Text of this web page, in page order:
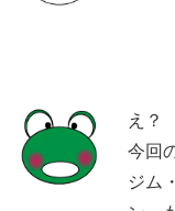
え？
今回
ジム